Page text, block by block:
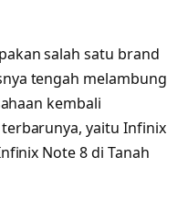
salah satu brand
tengah melambung
kembali
yaitu Infinix
Note 8 di Tanah